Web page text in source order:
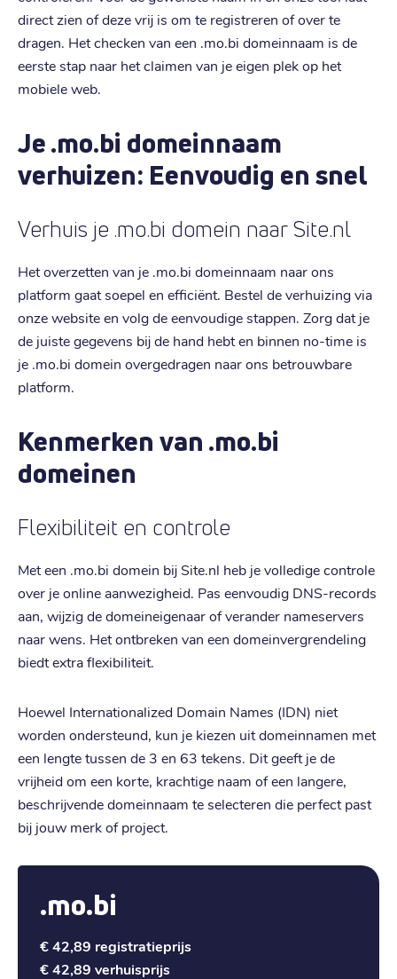
direct zien of deze vrij is om te registreren of over te
dragen. Het checken van een .mo.bi domeinnaam is de
eerste stap naar het claimen van je eigen plek op het
mobiele web.
Je .mo.bi domeinnaam
verhuizen: Eenvoudig en snel
Verhuis je .mo.bi domein naar Site.nl
Het overzetten van je .mo.bi domeinnaam naar ons
platform gaat soepel en efficiënt. Bestel de verhuizing via
onze website en volg de eenvoudige stappen. Zorg dat je
de juiste gegevens bij de hand hebt en binnen no-time is
je .mo.bi domein overgedragen naar ons betrouwbare
platform.
Kenmerken van .mo.bi
domeinen
Flexibiliteit en controle
Met een .mo.bi domein bij Site.nl heb je volledige controle
over je online aanwezigheid. Pas eenvoudig DNS-records
aan, wijzig de domeineigenaar of verander nameservers
naar wens. Het ontbreken van een domeinvergrendeling
biedt extra flexibiliteit.
Hoewel Internationalized Domain Names (IDN) niet
worden ondersteund, kun je kiezen uit domeinnamen met
een lengte tussen de 3 en 63 tekens. Dit geeft je de
vrijheid om een korte, krachtige naam of een langere,
beschrijvende domeinnaam te selecteren die perfect past
bij jouw merk of project.
.mo.bi
€ 42,89 registratieprijs
€ 42,89 verhuisprijs